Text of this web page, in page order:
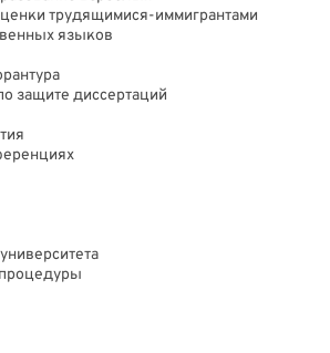
трудящимися-иммигрантами
языков
защите диссертаций